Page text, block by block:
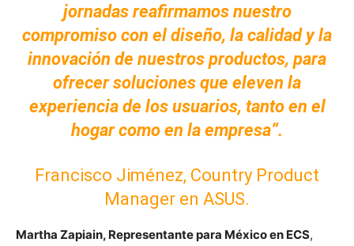
jornadas reafirmamos nuestro
compromiso con el diseño, la calidad y la
innovación de nuestros productos, para
ofrecer soluciones que eleven la
experiencia de los usuarios, tanto en el
hogar como en la empresa”.
Francisco Jiménez, Country Product
Manager en ASUS.
Martha Zapiain, Representante para México en ECS,